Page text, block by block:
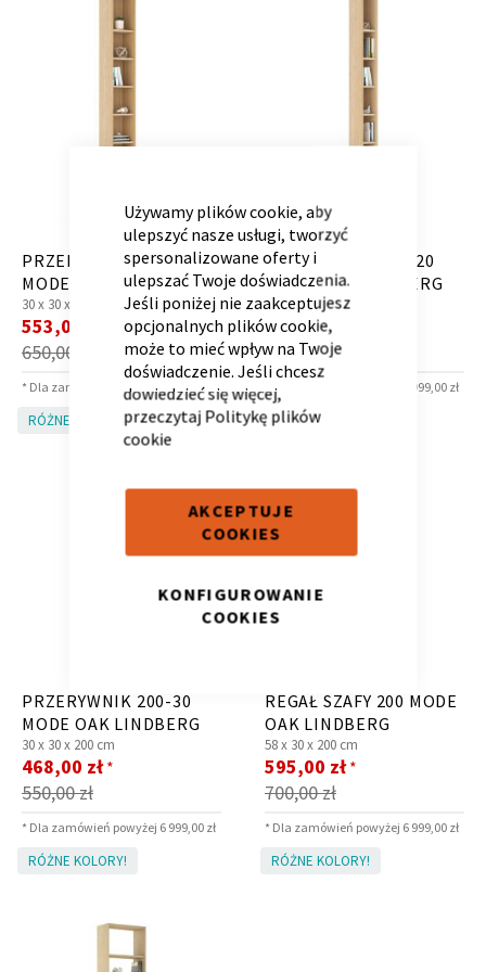
Używamy plików cookie, aby
ulepszyć nasze usługi, tworzyć
spersonalizowane oferty i
ulepszać Twoje doświadczenia.
Jeśli poniżej nie zaakceptujesz
opcjonalnych plików cookie,
może to mieć wpływ na Twoje
doświadczenie. Jeśli chcesz
dowiedzieć się więcej,
przeczytaj Politykę plików
cookie
AKCEPTUJE
COOKIES
KONFIGUROWANIE
COOKIES
PRZERYWNIK 240-30
MODE OAK LINDBERG
30 x 30 x
650,00 zł
Cena
promocyjna
553,00 zł
* Dla zamówień powyżej 6 999,00 zł
PRZERYWNIK 240-20
MODE OAK LINDBERG
20 x30 x240 cm
550,00 zł
Cena
promocyjna
468,00 zł
* Dla zamówień powyżej 6 999,00 zł
RÓŻNE KOLORY!
PRZERYWNIK 200-30
MODE OAK LINDBERG
30 x 30 x 200 cm
550,00 zł
Cena
promocyjna
468,00 zł *
* Dla zamówień powyżej 6 999,00 zł
RÓŻNE KOLORY!
REGAŁ SZAFY 200 MODE
OAK LINDBERG
58 x 30 x 200 cm
700,00 zł
Cena
promocyjna
595,00 zł *
* Dla zamówień powyżej 6 999,00 zł
RÓŻNE KOLORY! RÓŻNE KOLORY!
Półka i szafka wisząca
Toaletka